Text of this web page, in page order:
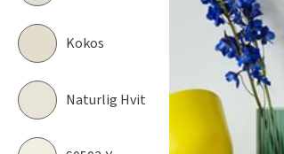
Kokos
Naturlig Hvit